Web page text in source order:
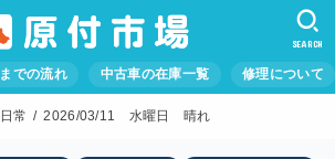
での流れ 中古車の在庫一覧 修理について
SEARCH
常 2026/03/11 水曜日 晴れ